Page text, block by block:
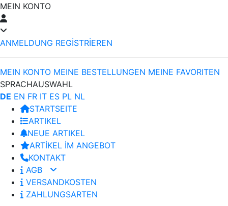
MEIN KONTO
ANMELDUNG REGİSTRİEREN
MEIN KONTO MEINE BESTELLUNGEN MEINE FAVORITEN
SPRACHAUSWAHL
DE EN FR IT ES PL NL
STARTSEITE
ARTIKEL
NEUE ARTIKEL
ARTİKEL İM ANGEBOT
KONTAKT
AGB
VERSANDKOSTEN
ZAHLUNGSARTEN